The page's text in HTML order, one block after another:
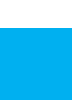
hoes niet extra
over de trampoline
haringen of
en bladeren,
komen. Groot